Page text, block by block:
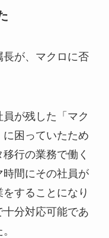
が、マクロに否
が残した「マク
困っていたため
行の業務で働く
時間にその社員が
することになり
分対応可能であ